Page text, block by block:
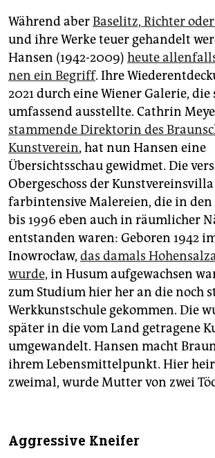
Während aberBaselitz, Richter
und ihre Werke teuer gehandelt
Hansen (1942-2009) heute
nen ein Begriff. Ihre
2021 durch eine Wiener Galerie, die
umfassend ausstellte. Cathrin
stammende Direktorin des
Kunstverein, hat nun Hansen eine
Übersichtsschau gewidmet. Die
Obergeschoss der Kunstvereinsvilla
farbintensive Malereien, die in den
bis 1996 eben auch in räumlicher
entstanden waren: Geboren 1942
Inowrocław, das damals
wurde, in Husum aufgewachsen
zum Studium hier her an die noch
Werkkunstschule gekommen. Die
später in die vom Land getragene
umgewandelt. Hansen macht
ihrem Lebensmittelpunkt. Hier
zweimal, wurde Mutter von zwei
Aggressive Kneifer